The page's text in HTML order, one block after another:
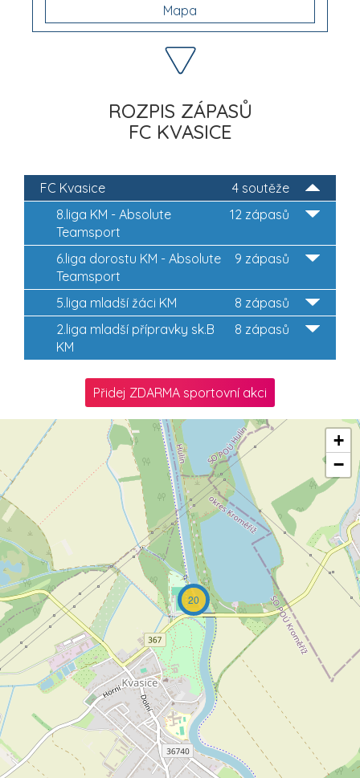
Mapa
ROZPIS ZÁPASŮ
FC KVASICE
4 soutěže
FC Kvasice
12 zápasů
8.liga KM - Absolute
Teamsport
9 zápasů
6.liga dorostu KM - Absolute
Teamsport
8 zápasů
5.liga mladší žáci KM
8 zápasů
2.liga mladší přípravky sk.B
KM
Přidej ZDARMA sportovní akci
20
+
−